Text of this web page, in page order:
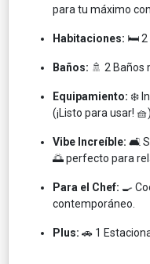
para tu máximo
Habitaciones: 🛏️ 2
Baños: 🚿 2 Baños
Equipamiento: ❄️
(¡Listo para usar! 🧺).
Vibe Increíble: 🛋️
🌅 perfecto para
Para el Chef: 🍳
contemporáneo.
Plus: 🚗 1